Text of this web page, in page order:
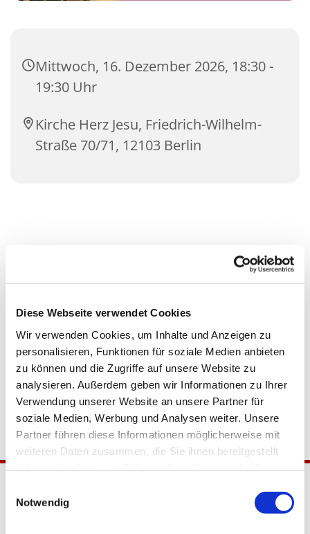
Diese Webseite verwendet Cookies
Wir verwenden Cookies, um Inhalte und Anzeigen zu
personalisieren, Funktionen für soziale Medien anbieten
zu können und die Zugriffe auf unsere Website zu
analysieren. Außerdem geben wir Informationen zu Ihrer
Verwendung unserer Website an unsere Partner für
soziale Medien, Werbung und Analysen weiter. Unsere
Partner führen diese Informationen möglicherweise mit
weiteren Daten zusammen, die Sie ihnen bereitgestellt
Notwendig
Mittwoch, 16. Dezember 2026, 18:30 -
19:30 Uhr
Kirche Herz Jesu, Friedrich-Wilhelm-
Straße 70/71, 12103 Berlin